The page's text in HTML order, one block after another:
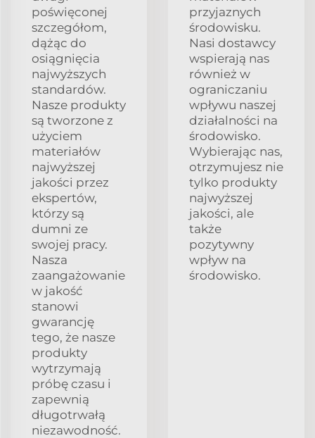
poświęconej
szczegółom,
dążąc do
osiągnięcia
najwyższych
standardów.
Nasze produkty
są tworzone z
użyciem
materiałów
najwyższej
jakości przez
ekspertów,
którzy są
dumni ze
swojej pracy.
Nasza
zaangażowanie
w jakość
stanowi
gwarancję
tego, że nasze
produkty
wytrzymają
próbę czasu i
zapewnią
długotrwałą
niezawodność.
przyjaznych
środowisku.
Nasi dostawcy
wspierają nas
również w
ograniczaniu
wpływu naszej
działalności na
środowisko.
Wybierając nas,
otrzymujesz nie
tylko produkty
najwyższej
jakości, ale
także
pozytywny
wpływ na
środowisko.